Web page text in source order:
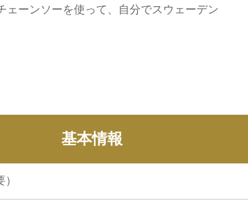
ーンソーを使って、自分でスウェーデン
基本情報